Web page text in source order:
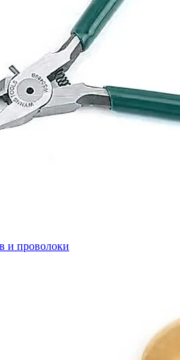
и проволоки